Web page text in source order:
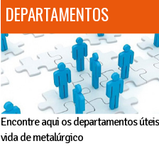
DEPARTAMENTOS
Encontre aqui os departamentos
vida de metalúrgico